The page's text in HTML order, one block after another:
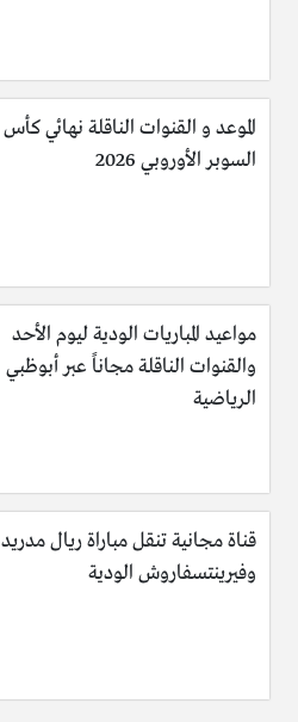
الموعد و القنوات الناقلة نهائي كأس
السوبر الأوروبي 2026
مواعيد المباريات الودية ليوم الأحد
والقنوات الناقلة مجاناً عبر أبوظبي
الرياضية
قناة مجانية تنقل مباراة ريال مدريد
وفيرينتسفاروش الودية